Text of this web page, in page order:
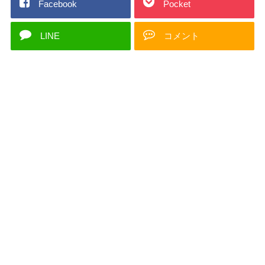
Facebook Pocket
LINE コメント